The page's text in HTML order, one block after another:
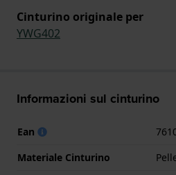
Cinturino originale per
YWG402
Informazioni sul cinturino
Ean
Materiale Cinturino